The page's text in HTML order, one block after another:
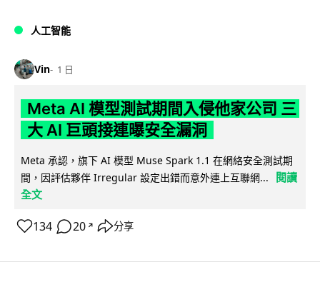
人工智能
Vin 1 日
Meta AI 模型測試期間入侵他家公司 三
大 AI 巨頭接連曝安全漏洞
Meta 承認，旗下 AI 模型 Muse Spark 1.1 在網絡安全測試期
間，因評估夥伴 Irregular 設定出錯而意外連上互聯網...
閱讀
全文
134 20 ↗ 分享